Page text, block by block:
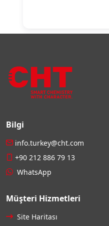
Bilgi
info.turkey@cht.com
+90 212 886 79 13
WhatsApp
Müşteri Hizmetleri
Site Haritası